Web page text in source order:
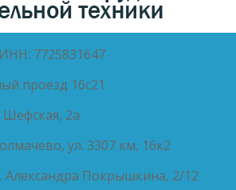
7725831647
проезд 16с21
Шефская, 2а
ул. 3307 км, 16к2
Александра Покрышкина, 2/12